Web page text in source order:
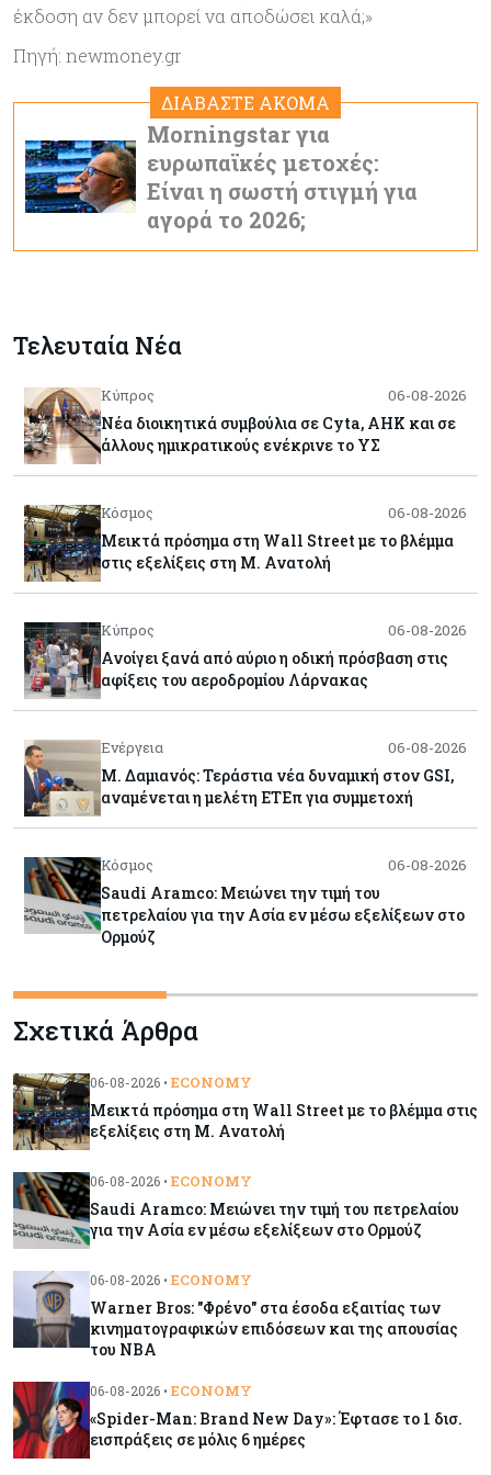
έκδοση αν δεν μπορεί να αποδώσει καλά;»
Πηγή: newmoney.gr
ΔΙΑΒΑΣΤΕ ΑΚΟΜΑ
Morningstar για
ευρωπαϊκές μετοχές:
Είναι η σωστή στιγμή για
αγορά το 2026;
Τελευταία Νέα
Κύπρος 06-08-2026
Νέα διοικητικά συμβούλια σε Cyta, AHK και σε
άλλους ημικρατικούς ενέκρινε το ΥΣ
Κόσμος 06-08-2026
Μεικτά πρόσημα στη Wall Street με το βλέμμα
στις εξελίξεις στη Μ. Ανατολή
Κύπρος 06-08-2026
Ανοίγει ξανά από αύριο η οδική πρόσβαση στις
αφίξεις του αεροδρομίου Λάρνακας
Ενέργεια 06-08-2026
Μ. Δαμιανός: Τεράστια νέα δυναμική στον GSI,
αναμένεται η μελέτη ΕΤΕπ για συμμετοχή
Κόσμος 06-08-2026
Saudi Aramco: Μειώνει την τιμή του
πετρελαίου για την Ασία εν μέσω εξελίξεων στο
Ορμούζ
Κύπρος 06-08-2026
Πιάνει δουλειά ο Κυπριακός Οργανισμός
Ανάπτυξης Επιχειρήσεων – Διορίστηκε το δ.σ.,
Κόσμος
κινηματογραφικών επιδόσεων και της
απουσίας του NBA
Commerzbank: Η Όρλοπ αλλάζει στάση
απέναντι στη UniCredit ενόψει κρίσιμων
διαπραγματεύσεων
Κόσμος
«Spider-Man: Brand New Day»: Έφτασε το 1
δισ. εισπράξεις σε μόλις 6 ημέρες
Σχετικά Άρθρα
06-08-2026 • ECONOMY
Μεικτά πρόσημα στη Wall Street με το βλέμμα στις
εξελίξεις στη Μ. Ανατολή
06-08-2026 • ECONOMY
Saudi Aramco: Μειώνει την τιμή του πετρελαίου
για την Ασία εν μέσω εξελίξεων στο Ορμούζ
06-08-2026 • ECONOMY
Warner Bros: "Φρένο" στα έσοδα εξαιτίας των
κινηματογραφικών επιδόσεων και της απουσίας
του NBA
06-08-2026 • ECONOMY
«Spider-Man: Brand New Day»: Έφτασε το 1 δισ.
εισπράξεις σε μόλις 6 ημέρες